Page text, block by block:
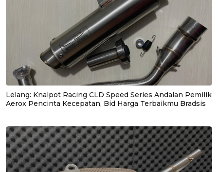
Lelang: Knalpot Racing CLD Speed Series Andalan Pemilik
Aerox Pencinta Kecepatan, Bid Harga Terbaikmu Bradsis